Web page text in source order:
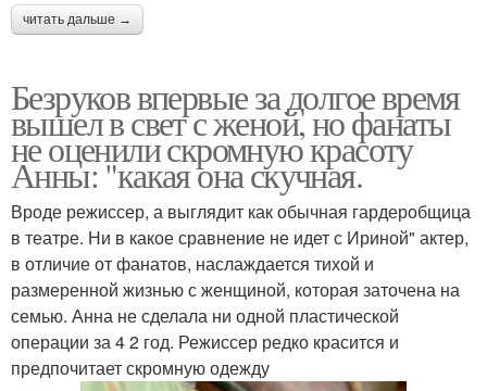
читать дальше →
Безруков впервые за долгое время
вышел в свет с женой, но фанаты
не оценили скромную красоту
Анны: "какая она скучная.
Вроде режиссер, а выглядит как обычная гардеробщица
в театре. Ни в какое сравнение не идет с Ириной" актер,
в отличие от фанатов, наслаждается тихой и
размеренной жизнью с женщиной, которая заточена на
семью. Анна не сделала ни одной пластической
операции за 4 2 год. Режиссер редко красится и
предпочитает скромную одежду